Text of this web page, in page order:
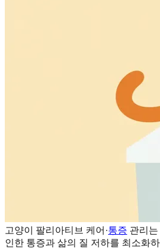
고양이 팔리아티브 케어·통증 관리
인한 통증과 삶의 질 저하를 최소화